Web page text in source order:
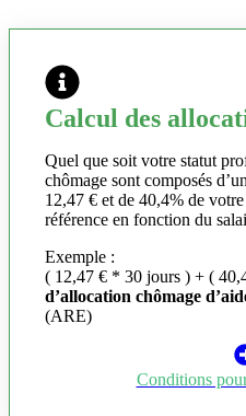
Calcul des
Quel que soit votre statut
chômage sont composés
12,47 € et de 40,4% de
référence en fonction du
Exemple :
( 12,47 € * 30 jours ) + (
d’allocation chômage
(ARE)
Conditions